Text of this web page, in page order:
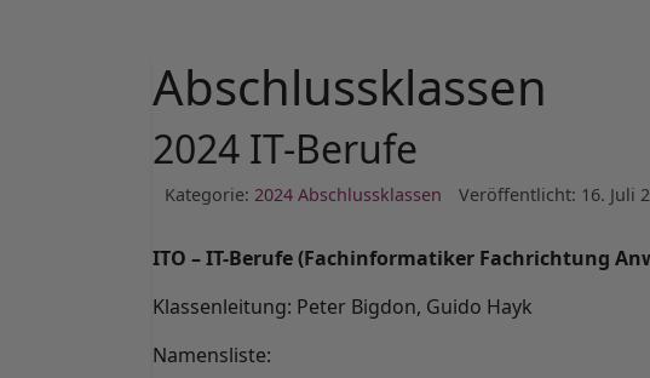
Abschlussklassen
2024 IT-Berufe
Kategorie: 2024 Abschlussklassen Veröffentlicht: 16. Juli
ITO – IT-Berufe (Fachinformatiker Fachrichtung
Klassenleitung: Peter Bigdon, Guido Hayk
Namensliste: